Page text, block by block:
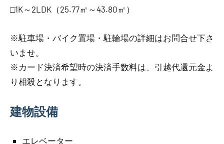
□1K～2LDK（25.77㎡～43.80㎡）
※駐車場・バイク置場・駐輪場の詳細はお問合せ下さ
いませ。
※カード決済希望時の決済手数料は、引越代還元金よ
り相殺となります。
建物設備
エレベーター